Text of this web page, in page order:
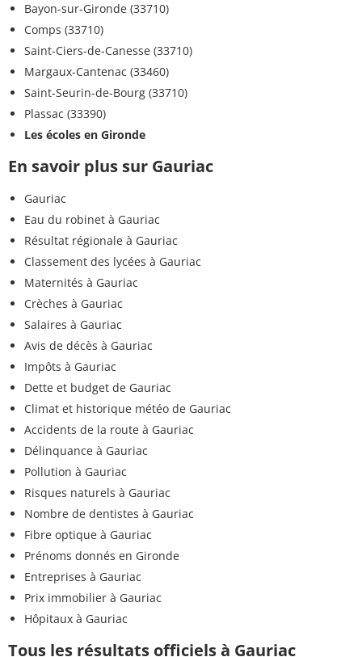
Bayon-sur-Gironde (33710)
Comps (33710)
Saint-Ciers-de-Canesse (33710)
Margaux-Cantenac (33460)
Saint-Seurin-de-Bourg (33710)
Plassac (33390)
Les écoles en Gironde
En savoir plus sur Gauriac
Gauriac
Eau du robinet à Gauriac
Résultat régionale à Gauriac
Classement des lycées à Gauriac
Maternités à Gauriac
Crèches à Gauriac
Salaires à Gauriac
Avis de décès à Gauriac
Impôts à Gauriac
Dette et budget de Gauriac
Climat et historique météo de Gauriac
Accidents de la route à Gauriac
Délinquance à Gauriac
Pollution à Gauriac
Risques naturels à Gauriac
Nombre de dentistes à Gauriac
Fibre optique à Gauriac
Prénoms donnés en Gironde
Entreprises à Gauriac
Prix immobilier à Gauriac
Hôpitaux à Gauriac
Tous les résultats officiels à Gauriac